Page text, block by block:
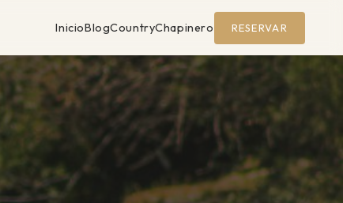
InicioBlogCountryChapinero RESERVAR